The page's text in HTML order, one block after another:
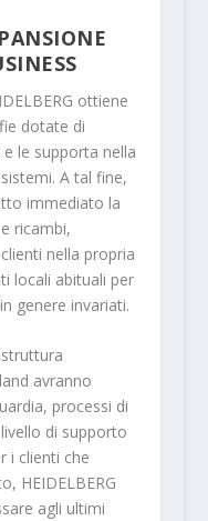
ottiene
dotate di
le supporta nella
A tal fine,
immediato la
ricambi,
nella propria
locali abituali per
genere invariati.
avranno
processi di
di supporto
i clienti che
HEIDELBERG
agli ultimi